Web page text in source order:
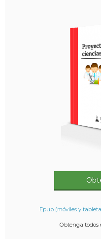
Epub (móviles y
Obtenga todos